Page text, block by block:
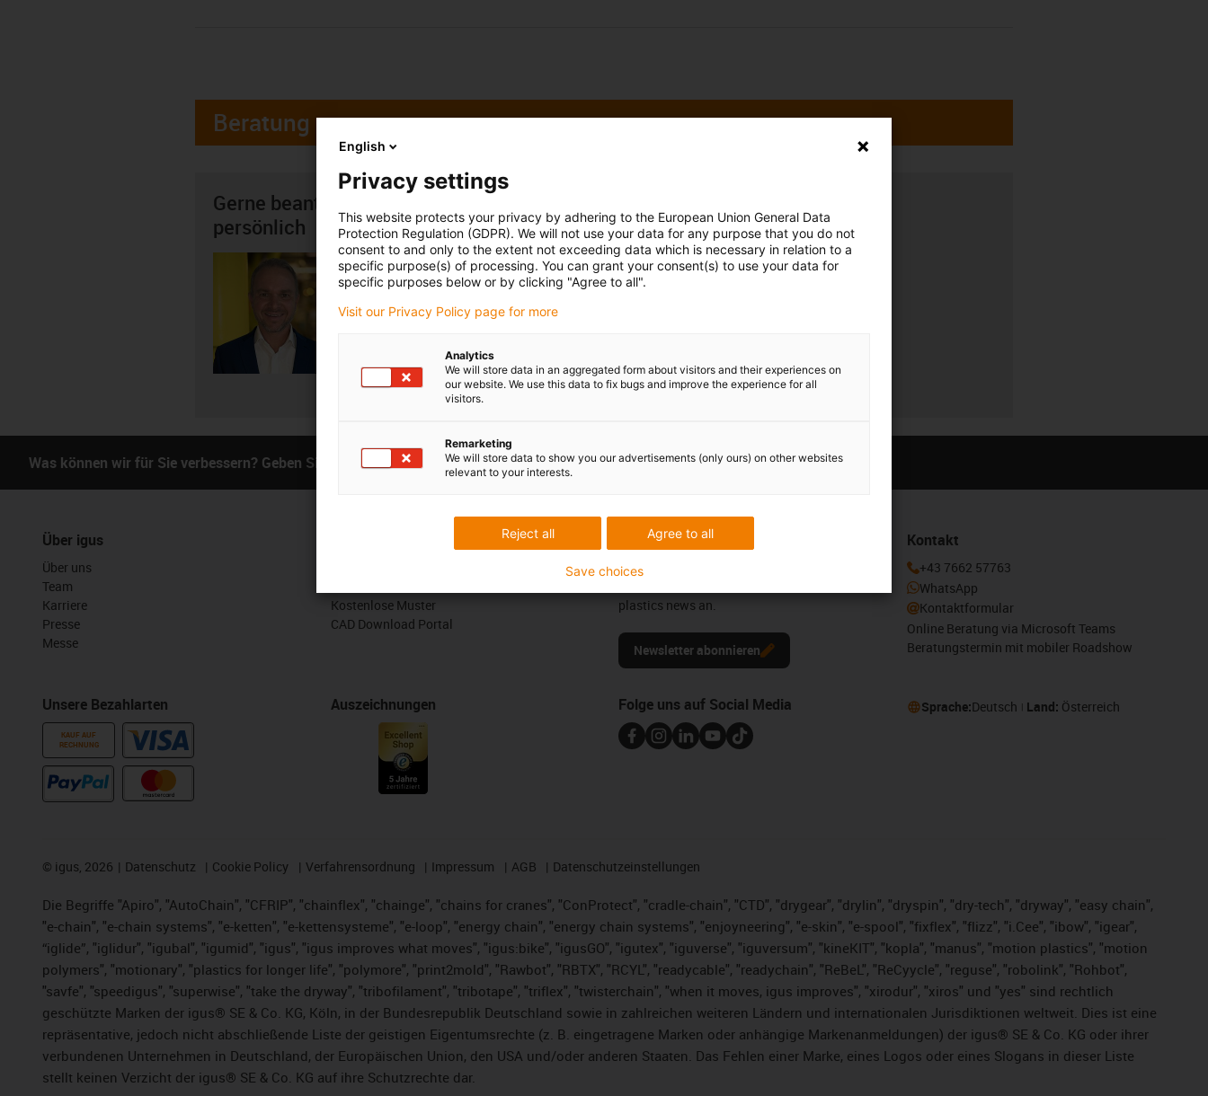
Beratung
Gerne beantworte ich Ihre Fragen auch
persönlich
Marco Ohler
igus-icon-phone
+43 7662 57763
Persönlich
Montag bis Freitag: 8 – 20 Uhr
Samstag: 8 – 12 Uhr
Montag bis Freitag: 8 – 20 Uhr
Samstag: 8 – 12 Uhr
Was können wir für Sie verbessern? Geben Sie uns Ihr Feedback. Lob & Kritik
Über igus
Über uns
Team
Karriere
Presse
Messe
Unsere Bezahlarten
KAUF AUF
RECHNUNG
Kostenlose Muster
CAD Download Portal
Auszeichnungen
Newsletter
Bleiben Sie immer auf dem Laufenden und
plastics news an.
Newsletter abonnieren
Kontakt
+43 7662 57763
WhatsApp
Kontaktformular
Online Beratung via Microsoft Teams
Beratungstermin mit mobiler Roadshow
Folge uns auf Social Media Sprache:Deutsch Land: Österreich
© igus, 2026 Datenschutz Cookie Policy Verfahrensordnung Impressum AGB Datenschutzeinstellungen
Die Begriffe "Apiro", "AutoChain", "CFRIP", "chainflex", "chainge", "chains for cranes", "ConProtect", "cradle-chain", "CTD", "drygear", "drylin", "dryspin", "dry-tech", "dryway", "easy chain",
"e-chain", "e-chain systems", "e-ketten", "e-kettensysteme", "e-loop", "energy chain", "energy chain systems", "enjoyneering", "e-skin", "e-spool", "fixflex", "flizz", "i.Cee", "ibow", "igear",
“iglide”, "iglidur", "igubal", "igumid", "igus", "igus improves what moves", "igus:bike", "igusGO", "igutex", "iguverse", "iguversum", "kineKIT", "kopla", "manus", "motion plastics", "motion
polymers", "motionary", "plastics for longer life", "polymore", "print2mold", "Rawbot", "RBTX", "RCYL", "readycable", "readychain", "ReBeL", "ReCyycle", "reguse", "robolink", "Rohbot",
"savfe", "speedigus", "superwise", "take the dryway", "tribofilament", "tribotape", "triflex", "twisterchain", "when it moves, igus improves", "xirodur", "xiros" und "yes" sind rechtlich
geschützte Marken der igus® SE & Co. KG, Köln, in der Bundesrepublik Deutschland sowie in zahlreichen weiteren Ländern und internationalen Jurisdiktionen weltweit. Dies ist eine
repräsentative, jedoch nicht abschließende Liste der geistigen Eigentumsrechte (z. B. eingetragene Marken oder anhängige Markenanmeldungen) der igus® SE & Co. KG oder ihrer
verbundenen Unternehmen in Deutschland, der Europäischen Union, den USA und/oder anderen Staaten. Das Fehlen einer Marke, eines Logos oder eines Slogans in dieser Liste
stellt keinen Verzicht der igus® SE & Co. KG auf ihre Schutzrechte dar.
English
Privacy settings
This website protects your privacy by adhering to the European Union General Data
Protection Regulation (GDPR). We will not use your data for any purpose that you do not
consent to and only to the extent not exceeding data which is necessary in relation to a
specific purpose(s) of processing. You can grant your consent(s) to use your data for
specific purposes below or by clicking "Agree to all".
Visit our Privacy Policy page for more
Analytics
We will store data in an aggregated form about visitors and their experiences on
our website. We use this data to fix bugs and improve the experience for all
visitors.
Remarketing
We will store data to show you our advertisements (only ours) on other websites
relevant to your interests.
Agree to all
Reject all
Save choices